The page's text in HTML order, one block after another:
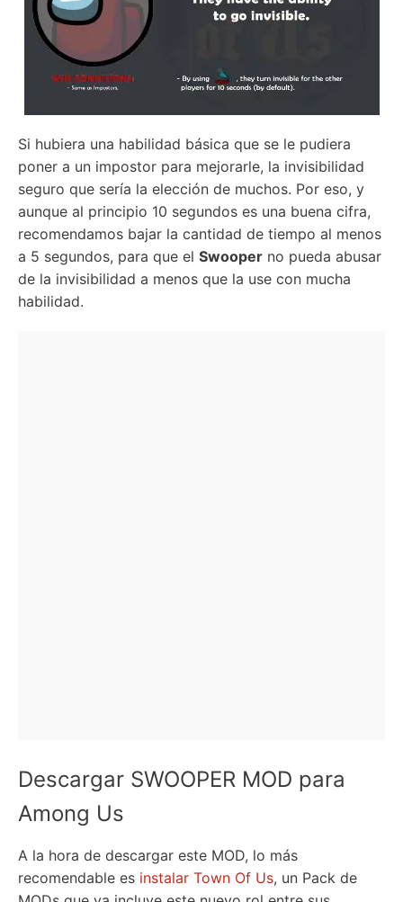
Si hubiera una habilidad básica que se le pudiera
poner a un impostor para mejorarle, la invisibilidad
seguro que sería la elección de muchos. Por eso, y
aunque al principio 10 segundos es una buena cifra,
recomendamos bajar la cantidad de tiempo al menos
a 5 segundos, para que el Swooper no pueda abusar
de la invisibilidad a menos que la use con mucha
habilidad.
Descargar SWOOPER MOD para
Among Us
A la hora de descargar este MOD, lo más
recomendable es instalar Town Of Us, un Pack de